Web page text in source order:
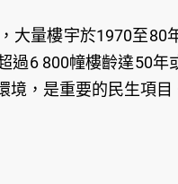
大量樓宇於1970至
過6 800幢樓齡達50
境，是重要的民生項目